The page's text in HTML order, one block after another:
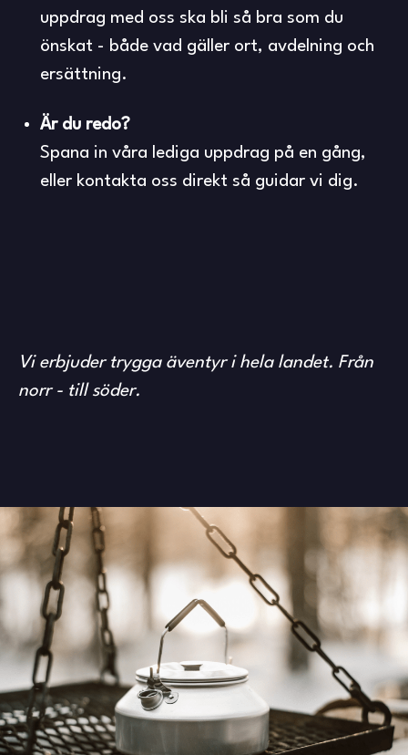
uppdrag med oss ska bli så bra som du
önskat - både vad gäller ort, avdelning och
ersättning.
Är du redo?
Spana in våra lediga uppdrag på en gång,
eller kontakta oss direkt så guidar vi dig.
Vi erbjuder trygga äventyr i hela landet. Från
norr - till söder.